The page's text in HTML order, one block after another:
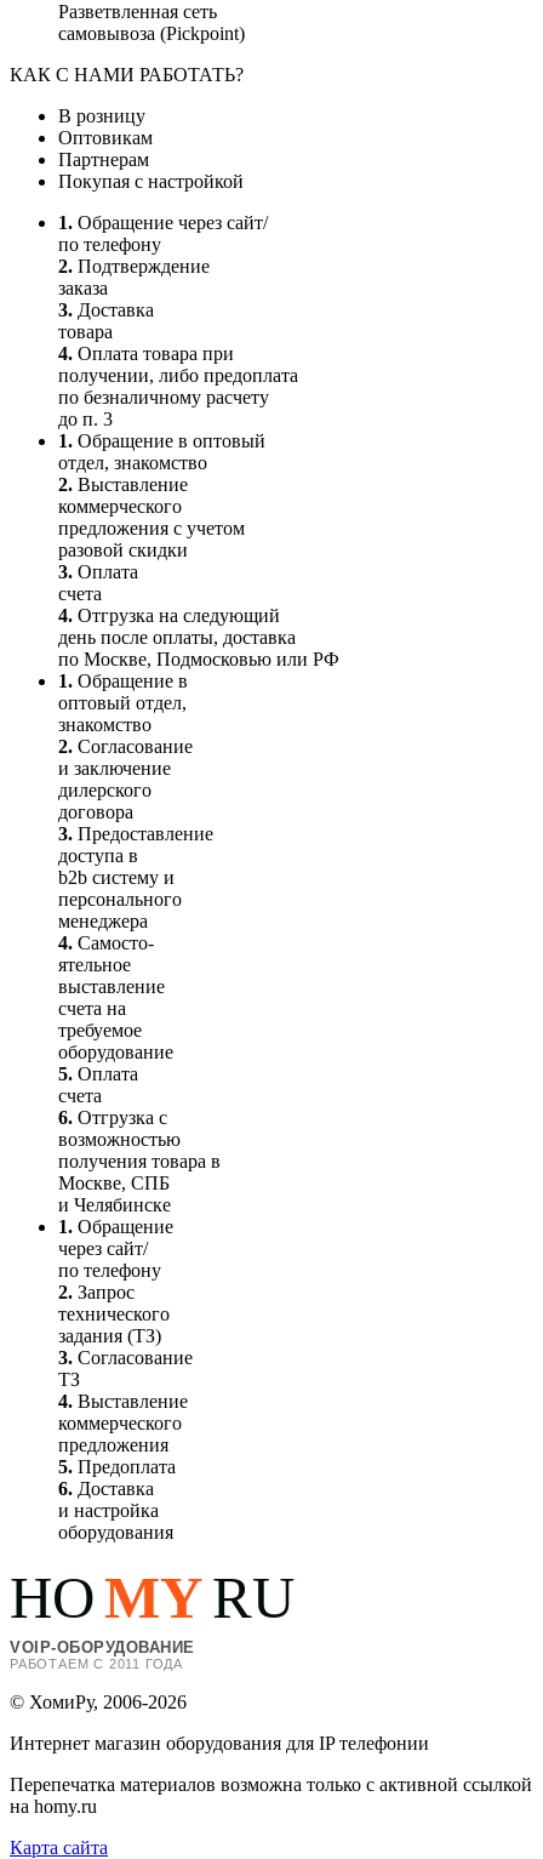
Разветвленная сеть
самовывоза (Pickpoint)
КАК С НАМИ РАБОТАТЬ?
В розницу
Оптовикам
Партнерам
Покупая с настройкой
1. Обращение через сайт/
по телефону
2. Подтверждение
заказа
3. Доставка
товара
4. Оплата товара при
получении, либо предоплата
по безналичному расчету
до п. 3
1. Обращение в оптовый
отдел, знакомство
2. Выставление
коммерческого
предложения с учетом
разовой скидки
3. Оплата
счета
4. Отгрузка на следующий
день после оплаты, доставка
по Москве, Подмосковью или РФ
1. Обращение в
оптовый отдел,
знакомство
2. Согласование
и заключение
дилерского
договора
3. Пре­до­ста­вле­ние
доступа в
b2b систему и
персо­нального
мене­джера
4. Само­сто­-
ятель­ное
выставление
счета на
требуемое
оборудование
5. Оплата
счета
6. Отгрузка с
возможностью
получения товара в
Москве, СПБ
и Челябинске
1. Обращение
через сайт/
по телефону
2. Запрос
технического
задания (ТЗ)
3. Согласование
ТЗ
4. Выставление
коммерческого
предложения
5. Предоплата
6. Доставка
и настройка
оборудования
HOMYRU
VOIP-ОБОРУДОВАНИЕ
РАБОТАЕМ С 2011 ГОДА
© ХомиРу, 2006-2026
Интернет магазин оборудования для IP телефонии
Перепечатка материалов возможна только с активной ссылкой
на homy.ru
Карта сайта